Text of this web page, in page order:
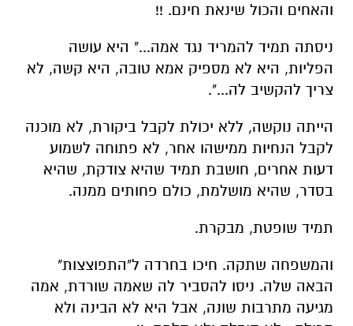
והאחים והכול שינאת חינם. !!
ניסתה תמיד להמריד נגד אמה..." היא עושה
הפליות, היא לא מספיק אמא טובה, היא קשה, לא
צריך להקשיב לה...".
הייתה נוקשה, ללא יכולת לקבל ביקורת, לא מוכנה
לקבל הנחיות ממישהו אחר, לא פתוחה לשמוע
דעות אחרים, חושבת תמיד שהיא צודקת, שהיא
בסדר, שהיא מושלמת, כולם פחותים ממנה.
תמיד שופטת, מבקרת.
והמשפחה שתקה. חיכו בחרדה ל"התפוצצות"
הבאה שלה. ניסו להסביר לה שאמה שורדת, אמה
מגיעה מתרבות שונה, אבל היא לא הבינה ולא